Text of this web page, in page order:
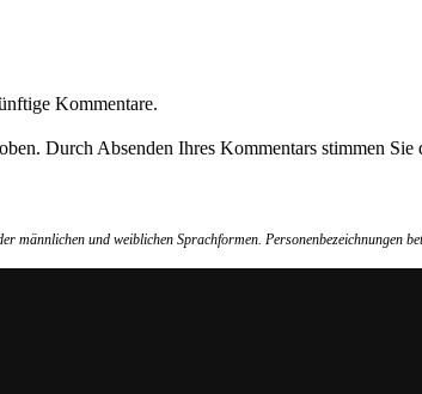
Kommentare.
Durch Absenden Ihres Kommentars stimmen
und weiblichen Sprachformen. Personenbezeichnungen